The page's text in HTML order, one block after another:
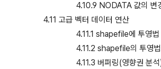
4.10.9 NODATA 값의 변
4.11 고급 벡터 데이터 연산
4.11.1 shapefile에 투영법
4.11.2 shapefile의 투영
4.11.3 버퍼링(영향권 분